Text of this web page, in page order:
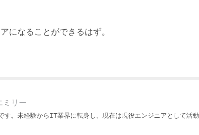
になることができるはず。
リー
す。未経験からIT業界に転身し、現在は現役エンジニアとして活動